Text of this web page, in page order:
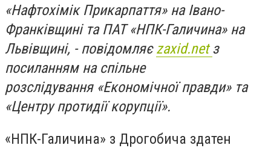
«Нафтохімік Прикарпаття» на Івано-
Франківщині та ПАТ «НПК-Галичина» на
Львівщині, - повідомляєzaxid.netз
посиланням на спільне
розслідування «Економічної правди» та
«Центру протидії корупції».
«НПК-Галичина» з Дрогобича здатен